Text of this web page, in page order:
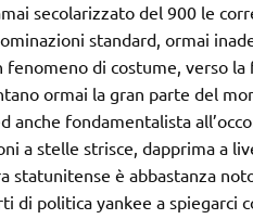
secolarizzato del 900 le
standard, ormai
fenomeno di costume, verso
ormai la gran parte del
fondamentalista
a stelle strisce, dapprima a
statunitense è abbastanza
politica yankee a spiegarci